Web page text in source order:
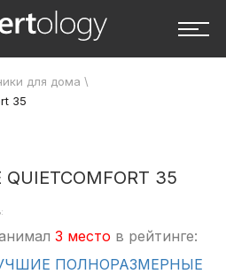
для дома \
35
35
3 место в рейтинге:
ПОЛНОРАЗМЕРНЫЕ